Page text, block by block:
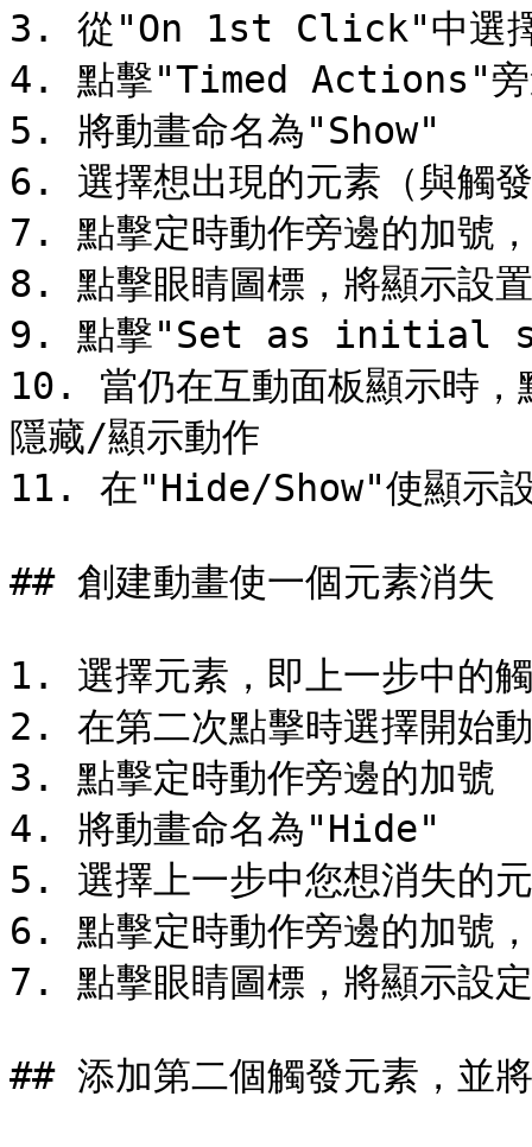
3. 從"On 1st Click"中選
4. 點擊"Timed Actions"旁
5. 將動畫命名為"Show"
6. 選擇想出現的元素（與觸
7. 點擊定時動作旁邊的加號
8. 點擊眼睛圖標，將顯示設
9. 點擊"Set as initial
10. 當仍在互動面板顯示時，
隱藏/顯示動作
11. 在"Hide/Show"使顯示設
## 創建動畫使一個元素消失
1. 選擇元素，即上一步中的
2. 在第二次點擊時選擇開始
3. 點擊定時動作旁邊的加號
4. 將動畫命名為"Hide"
5. 選擇上一步中您想消失的
6. 點擊定時動作旁邊的加號
7. 點擊眼睛圖標，將顯示設
## 添加第二個觸發元素，並